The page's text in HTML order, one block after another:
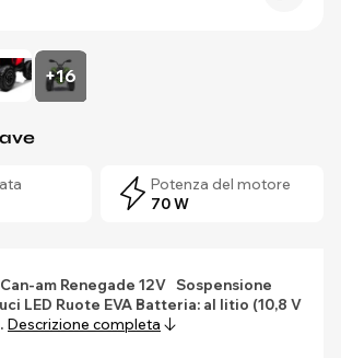
+16
Potenza del motore
70 W
am Renegade 12V Sospensione
LED Ruote EVA Batteria: al litio (10,8 V
Descrizione completa